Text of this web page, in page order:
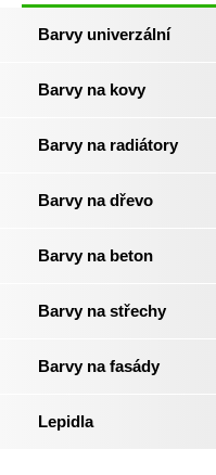
Barvy univerzální
Barvy na kovy
Barvy na radiátory
Barvy na dřevo
Barvy na beton
Barvy na střechy
Barvy na fasády
Lepidla